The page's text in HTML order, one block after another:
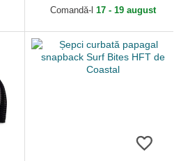
Comandă-l 17 - 19 august